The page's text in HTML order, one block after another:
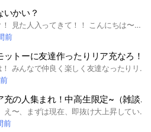
いかい？
見た？今見たよね？！ 見た人入ってきて！！ こんにちは〜！ or こんばんは〜！ 見つけてくれてありがとうっ! 管理人の愛花ですっ! 一旦ここで即抜け・荒らしの人は まわれ右してまっすぐ帰ってねー！ これで即抜け・荒らしの人は消えたはずっ! 即抜けしない、荒らさない人は 読んでってね〜！ ここは名前の通り、リア充になろう！ って言うオプだよ〜 非リアさんたちカモン！！ 恋のお悩み相談も受け付けてますっ! 初期アイコンやめて欲しいなっ! ※初期アイコンの場合 リクエスト認証しません…💦 詳しい説明は入ってから見てね〜！ 雑談したい人も大歓迎!! ここまでみたら入るしか 選択肢ないでしょう!（？） とりあえず入ってみよぉ〜！ #リア充 #非リア #お悩み相談 #お話し #話す #話 #雑談 #会話 #ライブトーク #ライト #リスナー #おしゃべり #恋愛 #通知回避 #相談 #お悩み #トーク #わいわい #語る 制作: 12月29日 10人達成: 1月4日 20人達成: 1月6日 30人達成: 1月8日 40人達成: 1月13日 50人達成: 1月17日 60人達成: 1月22日 70人達成: 1月24日 80人達成: 1月27日 90人達成: 1月30日
前
トーに友達作ったりリア充なろ！
おはこんばんにちは！ みんなで仲良く楽しく友達なったりリア充なりませんか？？ ！ルール！ 1仲良く楽しくを貫く！ 2喧嘩❌️ 3悪口とか人が嫌がること❌️ 4荒らし まわれ右 5足抜け禁止！ これからよろしくね！ #リア充#友達
非リアの人・リア充の人集まれ！中高生限定~（雑談・ペア画）
管理人のまゆです！ え〜、まずは現在、即抜け大上昇しているので即抜けはまじでしないでほしいです、はい、笑 人がとにかく少なくなったから入ってくれたら嬉しいんだけどな、 これは絶対みて！ ここは、非リアの人がリア充になったり、ペア画と雑談をするところ！ 学生さんのみ！ 下ネタや出会い厨は一切受け付けておりません！ 暴言など相手が傷つく言葉や、荒らし、即抜け、初期アイコンはマジで❌ 初期アイコンは変えてね！ 皆で仲良くしよーね！ 結成日 2026年2月5日 移動 2026年4月1日 入ったらノートに自己紹介と大事なノートの確認お願い！
前